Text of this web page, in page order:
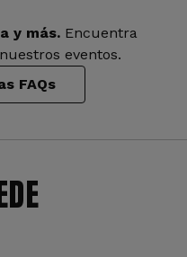
y más. Encuentra
eventos.
FAQs